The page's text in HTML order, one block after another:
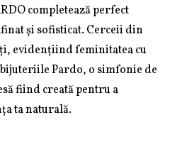
completează perfect
și sofisticat. Cerceii din
evidențiind feminitatea cu
Pardo, o simfonie de
fiind creată pentru a
ta naturală.